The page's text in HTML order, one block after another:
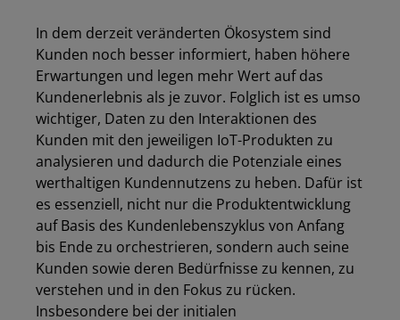
In dem derzeit veränderten Ökosystem sind
Kunden noch besser informiert, haben höhere
Erwartungen und legen mehr Wert auf das
Kundenerlebnis als je zuvor. Folglich ist es umso
wichtiger, Daten zu den Interaktionen des
Kunden mit den jeweiligen IoT-Produkten zu
analysieren und dadurch die Potenziale eines
werthaltigen Kundennutzens zu heben. Dafür ist
es essenziell, nicht nur die Produktentwicklung
auf Basis des Kundenlebenszyklus von Anfang
bis Ende zu orchestrieren, sondern auch seine
Kunden sowie deren Bedürfnisse zu kennen, zu
verstehen und in den Fokus zu rücken.
Insbesondere bei der initialen